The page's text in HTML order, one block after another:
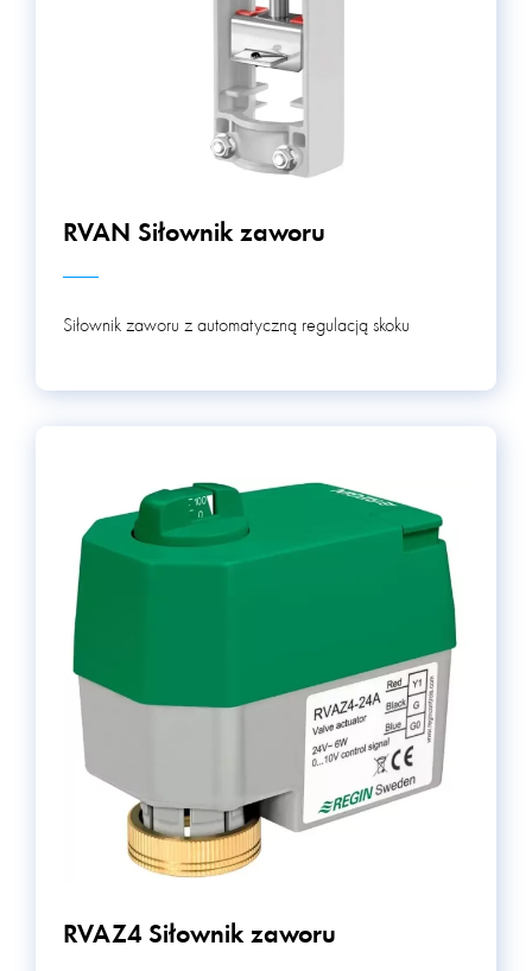
RVAN Siłownik zaworu
Siłownik zaworu z automatyczną regulacją skoku
RVAZ4 Siłownik zaworu